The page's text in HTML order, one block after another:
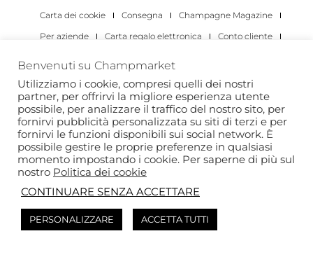
Carta dei cookie
Consegna
Champagne Magazine
Per aziende
Carta regalo elettronica
Conto cliente
Per gli individui
Per le aziende
Copyright 2022 © tutti i diritti riservati. Champmarket.
Benvenuti su Champmarket
Utilizziamo i cookie, compresi quelli dei nostri
partner, per offrirvi la migliore esperienza utente
possibile, per analizzare il traffico del nostro sito, per
fornirvi pubblicità personalizzata su siti di terzi e per
fornirvi le funzioni disponibili sui social network. È
possibile gestire le proprie preferenze in qualsiasi
momento impostando i cookie. Per saperne di più sul
nostro Politica dei cookie
CONTINUARE SENZA ACCETTARE
PERSONALIZZARE ACCETTA TUTTI